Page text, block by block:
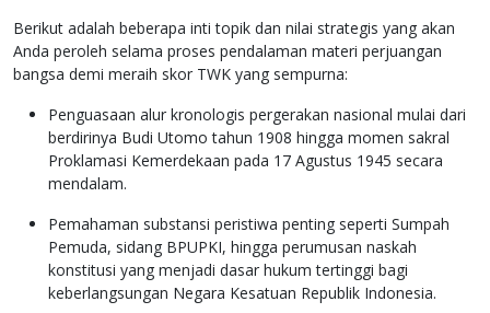
Berikut adalah beberapa inti topik dan nilai strategis yang akan
Anda peroleh selama proses pendalaman materi perjuangan
bangsa demi meraih skor TWK yang sempurna:
Penguasaan alur kronologis pergerakan nasional mulai dari
berdirinya Budi Utomo tahun 1908 hingga momen sakral
Proklamasi Kemerdekaan pada 17 Agustus 1945 secara
mendalam.
Pemahaman substansi peristiwa penting seperti Sumpah
Pemuda, sidang BPUPKI, hingga perumusan naskah
konstitusi yang menjadi dasar hukum tertinggi bagi
keberlangsungan Negara Kesatuan Republik Indonesia.